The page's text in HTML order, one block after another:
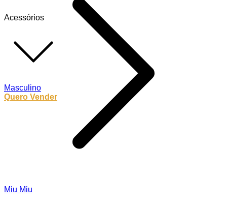
Acessórios
Masculino
Quero Vender
Miu Miu